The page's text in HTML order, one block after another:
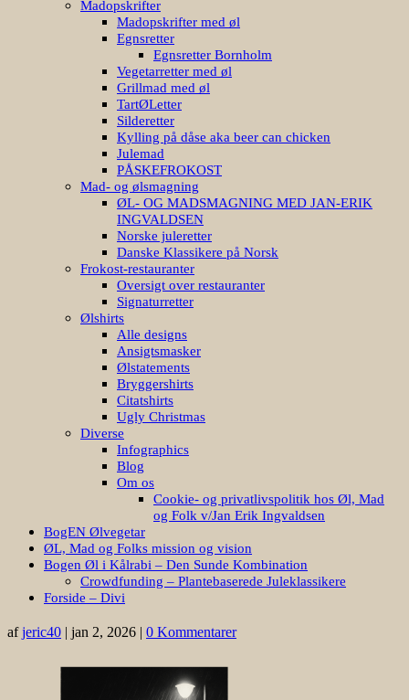
Madopskrifter
Madopskrifter med øl
Egnsretter
Egnsretter Bornholm
Vegetarretter med øl
Grillmad med øl
TartØLetter
Silderetter
Kylling på dåse aka beer can chicken
Julemad
PÅSKEFROKOST
Mad- og ølsmagning
ØL- OG MADSMAGNING MED JAN-ERIK
INGVALDSEN
Norske juleretter
Danske Klassikere på Norsk
Frokost-restauranter
Oversigt over restauranter
Signaturretter
Ølshirts
Alle designs
Ansigtsmasker
Ølstatements
Bryggershirts
Citatshirts
Ugly Christmas
Diverse
Infographics
Blog
Om os
Cookie- og privatlivspolitik hos Øl, Mad
og Folk v/Jan Erik Ingvaldsen
BogEN Ølvegetar
ØL, Mad og Folks mission og vision
Bogen Øl i Kålrabi – Den Sunde Kombination
Crowdfunding – Plantebaserede Juleklassikere
Forside – Divi
afjeric40 | jan 2, 2026 | 0 Kommentarer